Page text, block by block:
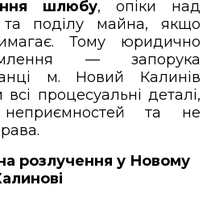
шлюбу, опіки над
та поділу майна, якщо
Тому юридично
— запорука
м. Новий Калинів
процесуальні деталі,
та не
розлучення у Новому